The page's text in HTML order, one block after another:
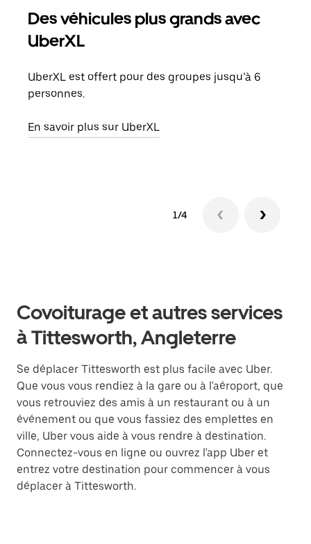
Des véhicules plus grands avec
UberXL
UberXL est offert pour des groupes jusqu’à 6
personnes.
En savoir plus sur UberXL
1/4
Covoiturage et autres services
à Tittesworth, Angleterre
Se déplacer Tittesworth est plus facile avec Uber.
Que vous vous rendiez à la gare ou à l'aéroport, que
vous retrouviez des amis à un restaurant ou à un
événement ou que vous fassiez des emplettes en
ville, Uber vous aide à vous rendre à destination.
Connectez-vous en ligne ou ouvrez l'app Uber et
entrez votre destination pour commencer à vous
déplacer à Tittesworth.